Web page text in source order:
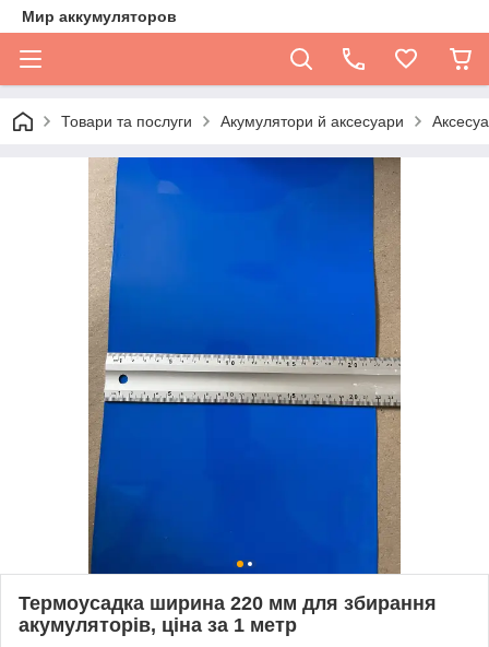
Мир аккумуляторов
Товари та послуги Акумулятори й аксесуари
Термоусадка ширина 220 мм для збирання
акумуляторів, ціна за 1 метр